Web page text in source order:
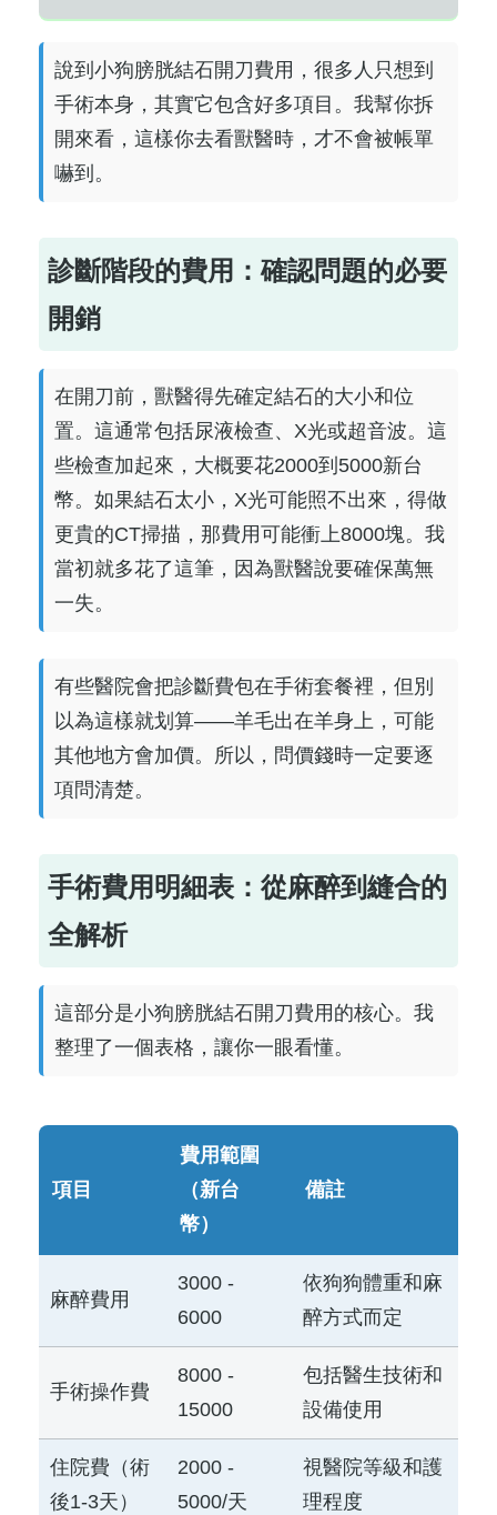
說到小狗膀胱結石開刀費用，很多人只想到
手術本身，其實它包含好多項目。我幫你拆
開來看，這樣你去看獸醫時，才不會被帳單
嚇到。
診斷階段的費用：確認問題的必要
開銷
在開刀前，獸醫得先確定結石的大小和位
置。這通常包括尿液檢查、X光或超音波。這
些檢查加起來，大概要花2000到5000新台
幣。如果結石太小，X光可能照不出來，得做
更貴的CT掃描，那費用可能衝上8000塊。我
當初就多花了這筆，因為獸醫說要確保萬無
一失。
有些醫院會把診斷費包在手術套餐裡，但別
以為這樣就划算——羊毛出在羊身上，可能
其他地方會加價。所以，問價錢時一定要逐
項問清楚。
手術費用明細表：從麻醉到縫合的
全解析
這部分是小狗膀胱結石開刀費用的核心。我
整理了一個表格，讓你一眼看懂。
項目
費用範圍
（新台
幣）
備註
麻醉費用
3000 -
6000
依狗狗體重和麻
醉方式而定
手術操作費
8000 -
15000
包括醫生技術和
設備使用
住院費（術
後1-3天）
2000 -
5000/天
視醫院等級和護
理程度